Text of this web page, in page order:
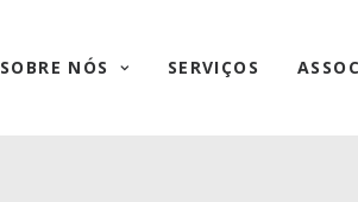
SOBRE NÓS SERVIÇOS